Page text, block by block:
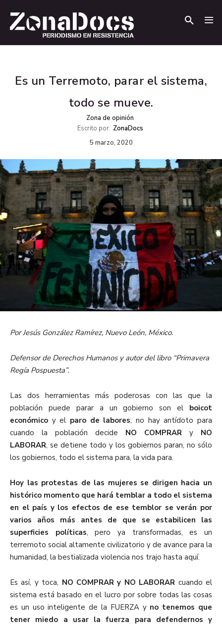
Es un Terremoto, parar el sistema,
todo se mueve.
Zona de opinión
Escrito por: ZonaDocs
5 marzo, 2020
Por Jesús González Ramírez, Nuevo León, México.
Defensor de Derechos Humanos y autor del libro “Primavera
Regía Pospuesta”.
Las dos herramientas más poderosas con las que la
población puede parar a un gobierno son el boicot
económico y el paro de labores; no hay antídoto para
cuando la población decide NO COMPRAR y NO
LABORAR, se detiene todo y los gobiernos paran, no sólo
los gobiernos, todo el sistema para, la vida para.
Hoy las protestas de las mujeres se dirigen hacia un
histórico momento que hará temblar a todo el sistema
en el país y los efectos de ese temblor se verán por
varios años más antes de que se estabilicen las
superficies políticas, pero ya transformadas, es un
terremoto social altamente civilizatorio y de avance para la
humanidad, la bestializada violencia nos trajo hasta aquí.
Es así, y toca, NO COMPRAR y NO LABORAR cuando el
sistema está basado en el lucro por sobre todas las cosas
es un uso inteligente de la FUERZA y no tenemos que
tener miedo a usar la fuerza para defendernos y